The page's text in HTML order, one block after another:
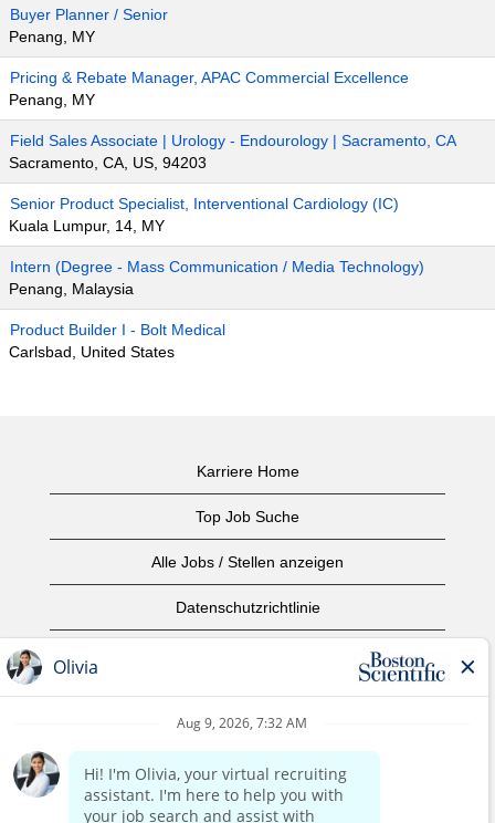
Buyer Planner / Senior
Penang, MY
Pricing & Rebate Manager, APAC Commercial Excellence
Penang, MY
Field Sales Associate | Urology - Endourology | Sacramento, CA
Sacramento, CA, US, 94203
Senior Product Specialist, Interventional Cardiology (IC)
Kuala Lumpur, 14, MY
Intern (Degree - Mass Communication / Media Technology)
Penang, Malaysia
Product Builder I - Bolt Medical
Carlsbad, United States
Karriere Home
Top Job Suche
Alle Jobs / Stellen anzeigen
Datenschutzrichtlinie
Urheberrecht
home page